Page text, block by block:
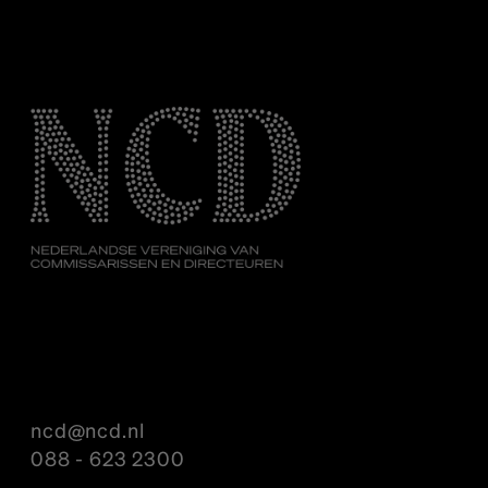
ncd@ncd.nl
088 - 623 2300